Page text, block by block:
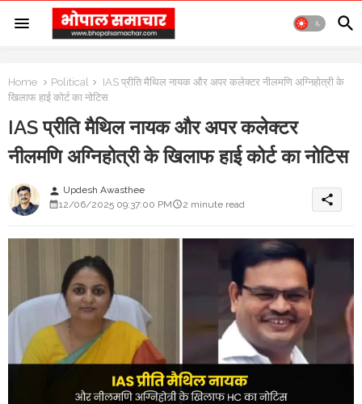
Home Political
IAS प्रीति मैथिल नायक और अपर कलेक्टर नीलमणि अग्निहोत्री के
खिलाफ हाई कोर्ट का नोटिस
IAS प्रीति मैथिल नायक और अपर कलेक्टर
नीलमणि अग्निहोत्री के खिलाफ हाई कोर्ट का नोटिस
person Updesh Awasthee
12/06/2025 09:37:00 PM
2 minute read share